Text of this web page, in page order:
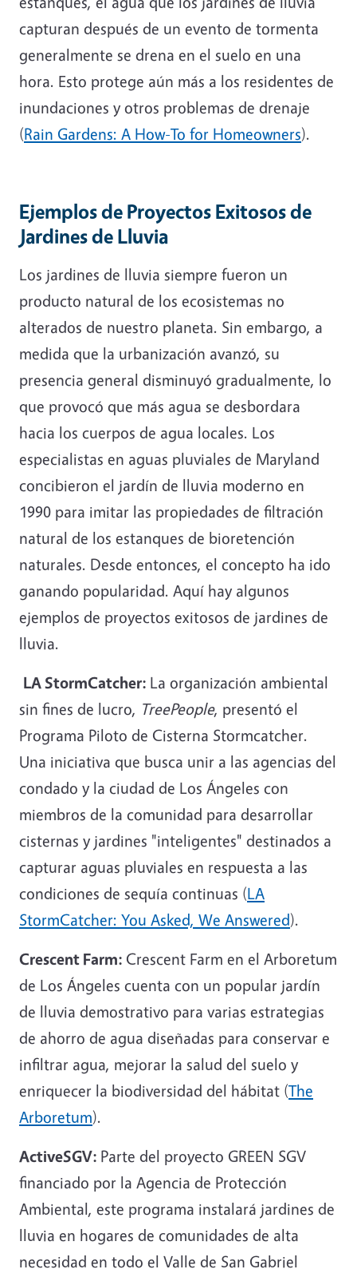
capturan después de un evento de tormenta
generalmente se drena en el suelo en una
hora. Esto protege aún más a los residentes de
inundaciones y otros problemas de drenaje
(Rain Gardens: A How-To for Homeowners).
Ejemplos de Proyectos Exitosos de
Jardines de Lluvia
Los jardines de lluvia siempre fueron un
producto natural de los ecosistemas no
alterados de nuestro planeta. Sin embargo, a
medida que la urbanización avanzó, su
presencia general disminuyó gradualmente, lo
que provocó que más agua se desbordara
hacia los cuerpos de agua locales. Los
especialistas en aguas pluviales de Maryland
concibieron el jardín de lluvia moderno en
1990 para imitar las propiedades de filtración
natural de los estanques de bioretención
naturales. Desde entonces, el concepto ha ido
ganando popularidad. Aquí hay algunos
ejemplos de proyectos exitosos de jardines de
lluvia.
LA StormCatcher: La organización ambiental
sin fines de lucro, TreePeople, presentó el
Programa Piloto de Cisterna Stormcatcher.
Una iniciativa que busca unir a las agencias del
condado y la ciudad de Los Ángeles con
miembros de la comunidad para desarrollar
cisternas y jardines "inteligentes" destinados a
capturar aguas pluviales en respuesta a las
condiciones de sequía continuas (LA
StormCatcher: You Asked, We Answered).
Crescent Farm: Crescent Farm en el Arboretum
de Los Ángeles cuenta con un popular jardín
de lluvia demostrativo para varias estrategias
de ahorro de agua diseñadas para conservar e
infiltrar agua, mejorar la salud del suelo y
enriquecer la biodiversidad del hábitat (The
Arboretum).
ActiveSGV: Parte del proyecto GREEN SGV
financiado por la Agencia de Protección
Ambiental, este programa instalará jardines de
lluvia en hogares de comunidades de alta
necesidad en todo el Valle de San Gabriel